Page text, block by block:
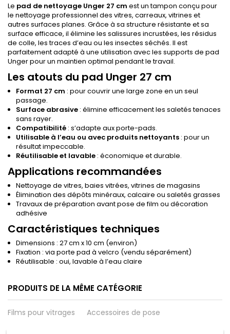
Le pad de nettoyage Unger 27 cm est un tampon conçu pour
le nettoyage professionnel des vitres, carreaux, vitrines et
autres surfaces planes. Grâce à sa structure résistante et sa
surface efficace, il élimine les salissures incrustées, les résidus
de colle, les traces d’eau ou les insectes séchés. Il est
parfaitement adapté à une utilisation avec les supports de pad
Unger pour un maintien optimal pendant le travail.
Les atouts du pad Unger 27 cm
Format 27 cm : pour couvrir une large zone en un seul
passage.
Surface abrasive : élimine efficacement les saletés tenaces
sans rayer.
Compatibilité : s’adapte aux porte-pads.
Utilisable à l’eau ou avec produits nettoyants : pour un
résultat impeccable.
Réutilisable et lavable : économique et durable.
Applications recommandées
Nettoyage de vitres, baies vitrées, vitrines de magasins
Élimination des dépôts minéraux, calcaire ou saletés grasses
Travaux de préparation avant pose de film ou décoration
adhésive
Caractéristiques techniques
Dimensions : 27 cm x 10 cm (environ)
Fixation : via porte pad à velcro (vendu séparément)
Réutilisable : oui, lavable à l’eau claire
PRODUITS DE LA MÊME CATÉGORIE
Films pour vitrages Accessoires de pose